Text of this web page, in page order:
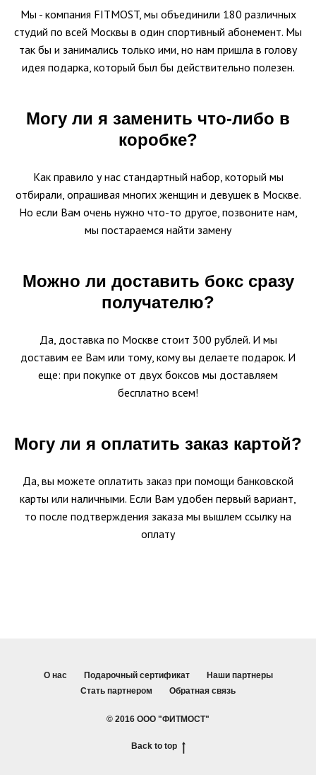
Мы - компания FITMOST, мы объединили 180 различных
студий по всей Москвы в один спортивный абонемент. Мы
так бы и занимались только ими, но нам пришла в голову
идея подарка, который был бы действительно полезен.
Могу ли я заменить что-либо в
коробке?
Как правило у нас стандартный набор, который мы
отбирали, опрашивая многих женщин и девушек в Москве.
Но если Вам очень нужно что-то другое, позвоните нам,
мы постараемся найти замену
Можно ли доставить бокс сразу
получателю?
Да, доставка по Москве стоит 300 рублей. И мы
доставим ее Вам или тому, кому вы делаете подарок. И
еще: при покупке от двух боксов мы доставляем
бесплатно всем!
Могу ли я оплатить заказ картой?
Да, вы можете оплатить заказ при помощи банковской
карты или наличными. Если Вам удобен первый вариант,
то после подтверждения заказа мы вышлем ссылку на
оплату
О нас Подарочный сертификат
Наши партнеры
Стать партнером
Обратная связь
© 2016 ООО "ФИТМОСТ"
Back to top